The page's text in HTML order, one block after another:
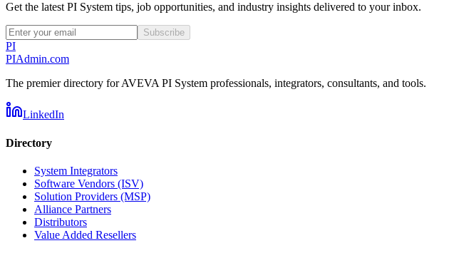
Get the latest PI System tips, job opportunities, and industry insights delivered to your inbox.
Subscribe
PI
PIAdmin.com
The premier directory for AVEVA PI System professionals, integrators, consultants, and tools.
LinkedIn
Directory
System Integrators
Software Vendors (ISV)
Solution Providers (MSP)
Alliance Partners
Distributors
Value Added Resellers